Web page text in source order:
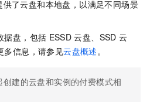
供了云盘和本地盘，以满足不同场景
据盘，包括 ESSD 云盘、SSD 云
多信息，请参见云盘概述 。
创建的云盘和实例的付费模式相